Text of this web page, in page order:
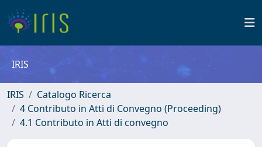
IRIS
IRIS
Catalogo Ricerca
4 Contributo in Atti di Convegno (Proceeding)
4.1 Contributo in Atti di convegno